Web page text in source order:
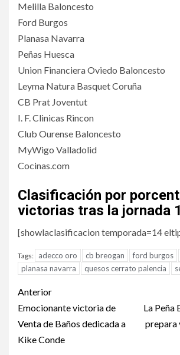
Melilla Baloncesto
Ford Burgos
Planasa Navarra
Peñas Huesca
Union Financiera Oviedo Baloncesto
Leyma Natura Basquet Coruña
CB Prat Joventut
I. F. Clinicas Rincon
Club Ourense Baloncesto
MyWigo Valladolid
Cocinas.com
Clasificación por
victorias tras la jornada
[showlaclasificacion temporada=14
Tags: adecco oro cb breogan ford burgos
planasa navarra
quesos cerrato palencia
Anterior
Emocionante victoria de
Venta de Baños dedicada a
Kike Conde
La Peña
prepara